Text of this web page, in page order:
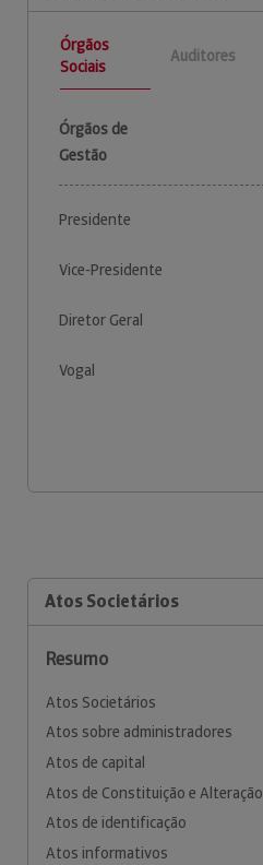
Órgãos
Sociais
Auditores
Órgãos de
Gestão
Presidente
Vice-Presidente
Diretor Geral
Vogal
Atos Societários
Resumo
Atos Societários
Atos sobre administradores
Atos de capital
Atos de Constituição e Alteração
Atos de identificação
Atos informativos